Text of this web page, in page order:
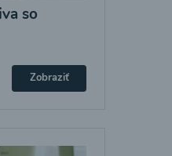
so
Zobraziť